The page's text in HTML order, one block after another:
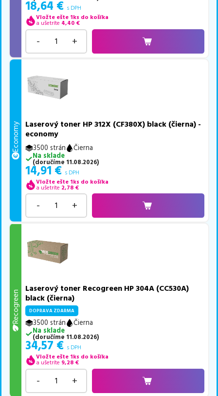
18,64 € s DPH
Vložte ešte 1ks do košíka
a ušetríte 4,40 €
- +
Economy
Laserový toner HP 312X (CF380X) black (čierna) -
economy
3500 strán
Čierna
Na sklade
(doručíme 11.08.2026)
14,91 € s DPH
Vložte ešte 1ks do košíka
a ušetríte 2,78 €
- +
Recogreen
Laserový toner Recogreen HP 304A (CC530A)
black (čierna)
DOPRAVA ZDARMA
3500 strán
Čierna
Na sklade
(doručíme 11.08.2026)
34,57 € s DPH
Vložte ešte 1ks do košíka
a ušetríte 9,28 €
- +